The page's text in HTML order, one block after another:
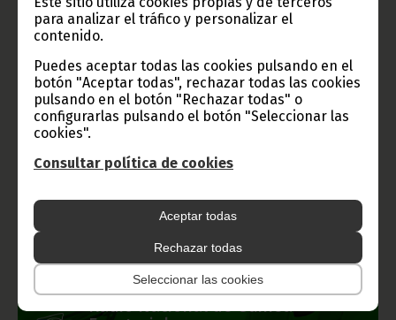
para analizar el tráfico y personalizar el
contenido.
Puedes aceptar todas las cookies pulsando en el
botón "Aceptar todas", rechazar todas las cookies
pulsando en el botón "Rechazar todas" o
configurarlas pulsando el botón "Seleccionar las
cookies".
Consultar política de cookies
Aceptar todas
Rechazar todas
Seleccionar las cookies
Gobierno e Instituciones
Información de Guinea Ecuatorial
Radio Nacional de Guinea